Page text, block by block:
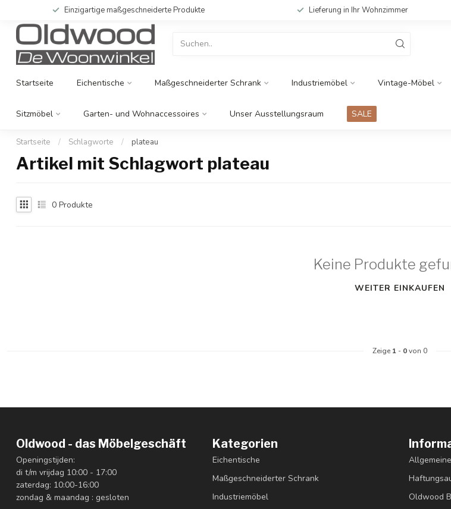
Einzigartige maßgeschneiderte Produkte Lieferung in Ihr Wohnzimmer
Startseite Eichentische Maßgeschneiderter Schrank Industriemöbel Vintage-Möbel
Sitzmöbel Garten- und Wohnaccessoires Unser Ausstellungsraum SALE
Startseite / Schlagworte / plateau
Artikel mit Schlagwort plateau
0 Produkte
Keine Produkte
WEITER EINKAUFEN
Zeige 1 - 0von 0
Oldwood - das Möbelgeschäft
Openingstijden:
di t/m vrijdag 10:00 - 17:00
zaterdag: 10:00-16:00
zondag & maandag : gesloten
Kategorien
Eichentische
Maßgeschneiderter Schrank
Industriemöbel
Oldwood